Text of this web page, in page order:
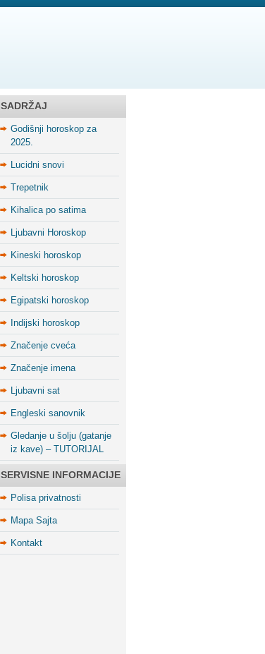
SADRŽAJ
Godišnji horoskop za
2025.
Lucidni snovi
Trepetnik
Kihalica po satima
Ljubavni Horoskop
Kineski horoskop
Keltski horoskop
Egipatski horoskop
Indijski horoskop
Značenje cveća
Značenje imena
Ljubavni sat
Engleski sanovnik
Gledanje u šolju (gatanje
iz kave) – TUTORIJAL
SERVISNE INFORMACIJE
Polisa privatnosti
Mapa Sajta
Kontakt